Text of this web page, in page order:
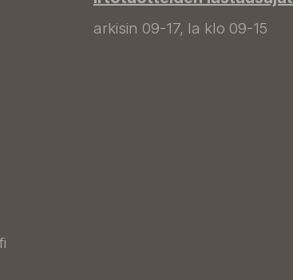
arkisin 09-17, la klo 09-15